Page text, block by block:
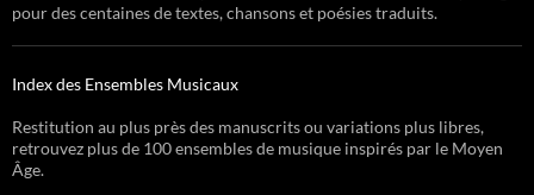
pour des centaines de textes, chansons et poésies traduits.
Index des Ensembles Musicaux
Restitution au plus près des manuscrits ou variations plus libres,
retrouvez plus de 100 ensembles de musique inspirés par le Moyen
Âge.